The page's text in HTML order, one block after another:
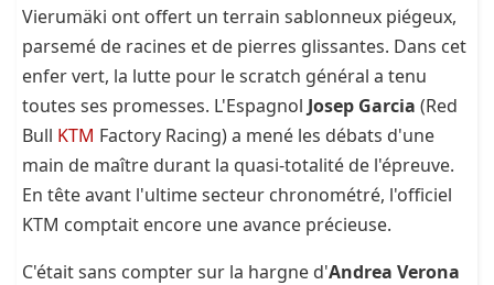
Vierumäki ont offert un terrain sablonneux piégeux,
parsemé de racines et de pierres glissantes. Dans cet
enfer vert, la lutte pour le scratch général a tenu
toutes ses promesses. L'Espagnol Josep Garcia (Red
Bull KTM Factory Racing) a mené les débats d'une
main de maître durant la quasi-totalité de l'épreuve.
En tête avant l'ultime secteur chronométré, l'officiel
KTM comptait encore une avance précieuse.
C'était sans compter sur la hargne d'Andrea Verona